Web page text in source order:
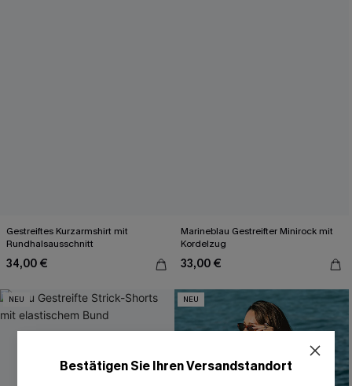
Gestreiftes Kurzarmshirt mit
Rundhalsausschnitt
34,00 €
Marineblau Gestreifter Minirock mit
Kordelzug
33,00 €
NEU NEU
Bestätigen Sie Ihren Versandstandort